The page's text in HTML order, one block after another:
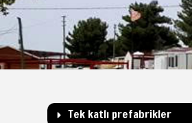
Tek katlı prefabrikler